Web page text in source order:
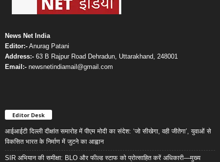
News Net India
Editor:- Anurag Patani
Address:- 63 B Rajpur Road Dehradun, Uttarakhand, 248001
Email:- newsnetindiamail@gmail.com
Editor Desk
आईआईटी दिल्ली दीक्षांत समारोह में पीएम मोदी का संदेश: ‘जो सीखेगा, वही जीतेगा’, युवाओं से
विकसित भारत के निर्माण में जुटने का आह्वान
SIR अभियान की समीक्षा: BLO और फील्ड स्टाफ को प्रोत्साहित करें अधिकारी—मुख्य